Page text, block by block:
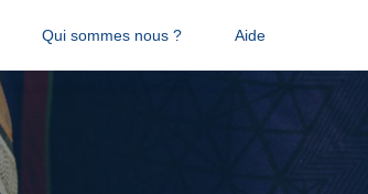
Qui sommes nous ? Aide